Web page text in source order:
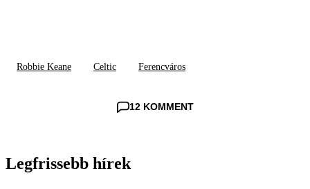
Robbie Keane Celtic Ferencváros
12 KOMMENT
Legfrissebb hírek